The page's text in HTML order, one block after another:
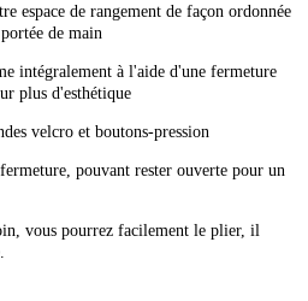
espace de rangement de façon ordonnée
de main
intégralement à l'aide d'une fermeture
plus d'esthétique
velcro et boutons-pression
pouvant rester ouverte pour un
vous pourrez facilement le plier, il